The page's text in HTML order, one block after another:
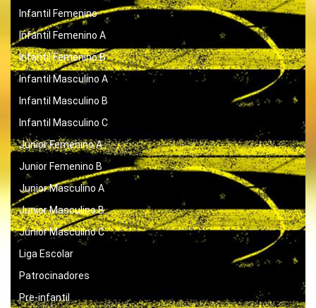
Infantil Femenino
Infantil Femenino A
Infantil Femenino B
Infantil Masculino A
Infantil Masculino B
Infantil Masculino C
Junior Femenino A
Junior Femenino B
Junior Masculino A
Junior Masculino B
Junior Masculino C
Liga Escolar
Patrocinadores
Pre-infantil